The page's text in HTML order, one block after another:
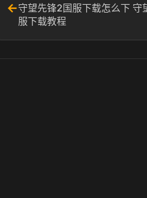
←守望先锋2国服下载怎么下 守
服下载教程